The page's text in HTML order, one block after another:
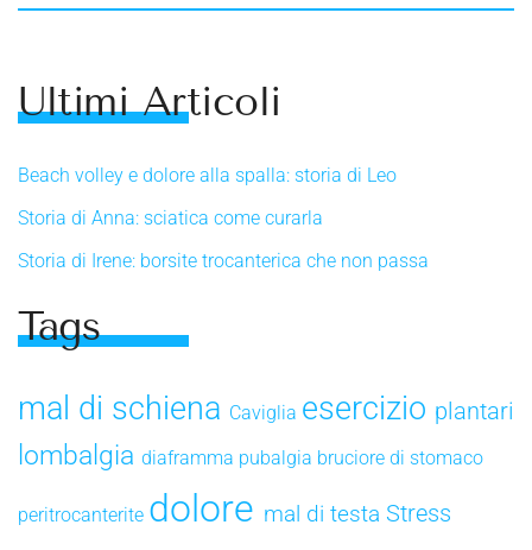
Ultimi Articoli
Beach volley e dolore alla spalla: storia di Leo
Storia di Anna: sciatica come curarla
Storia di Irene: borsite trocanterica che non passa
Tags
mal di schiena Caviglia esercizio plantari
lombalgia diaframma pubalgia bruciore di stomaco
peritrocanterite dolore mal di testa Stress